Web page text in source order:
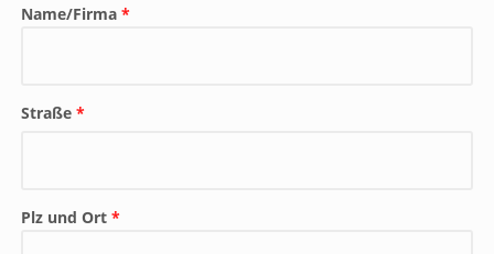
Name/Firma *
Straße *
Plz und Ort *